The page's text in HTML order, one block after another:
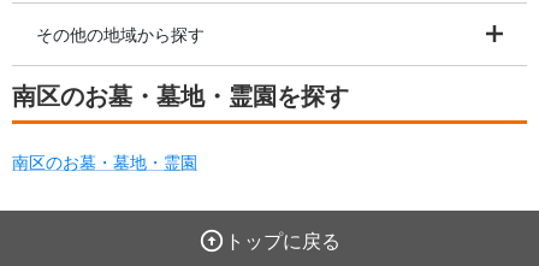
その他の地域から探す
南区のお墓・墓地・霊園を探す
南区のお墓・墓地・霊園
トップに戻る